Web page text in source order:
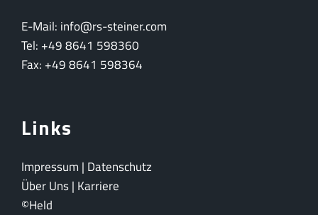
E-Mail: info@rs-steiner.com
Tel: +49 8641 598360
Fax: +49 8641 598364
Links
Impressum | Datenschutz
Über Uns| Karriere
©Held